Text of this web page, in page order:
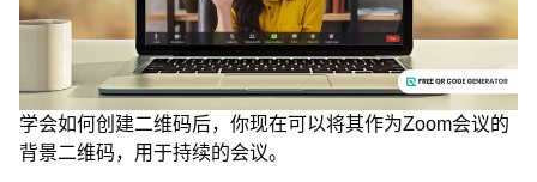
学会如何创建二维码后，你现在可以将其作为Zoom会议的
背景二维码，用于持续的会议。